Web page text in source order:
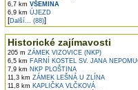
6,7 km VŠEMINA
6,9 km ÚJEZD
[Další... (88)]
Historické zajímavosti
205 m ZÁMEK VIZOVICE (NKP)
6,5 km FARNÍ KOSTEL SV. JANA
7,9 km NKP PLOŠTINA
11,3 km ZÁMEK LEŠNÁ U ZLÍNA
11,8 km KAPLIČKA VLČKOVÁ